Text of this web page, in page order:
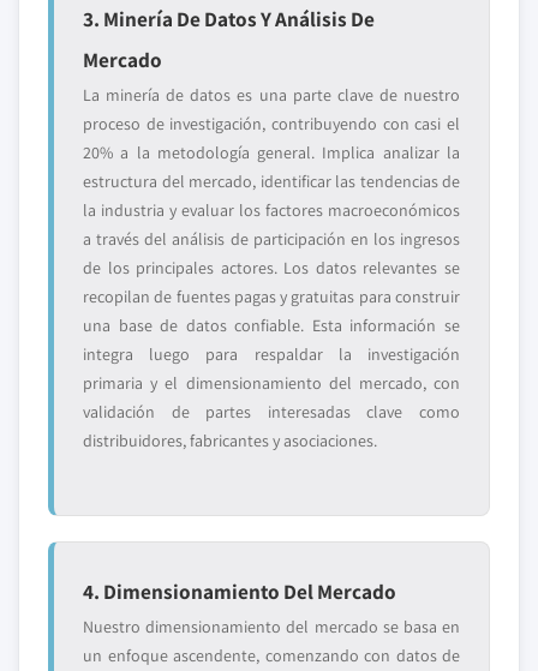
3. Minería De Datos Y Análisis De
Mercado
La minería de datos es una parte clave de nuestro
proceso de investigación, contribuyendo con casi el
20% a la metodología general. Implica analizar la
estructura del mercado, identificar las tendencias de
la industria y evaluar los factores macroeconómicos
a través del análisis de participación en los ingresos
de los principales actores. Los datos relevantes se
recopilan de fuentes pagas y gratuitas para construir
una base de datos confiable. Esta información se
integra luego para respaldar la investigación
primaria y el dimensionamiento del mercado, con
validación de partes interesadas clave como
distribuidores, fabricantes y asociaciones.
4. Dimensionamiento Del Mercado
Nuestro dimensionamiento del mercado se basa en
un enfoque ascendente, comenzando con datos de